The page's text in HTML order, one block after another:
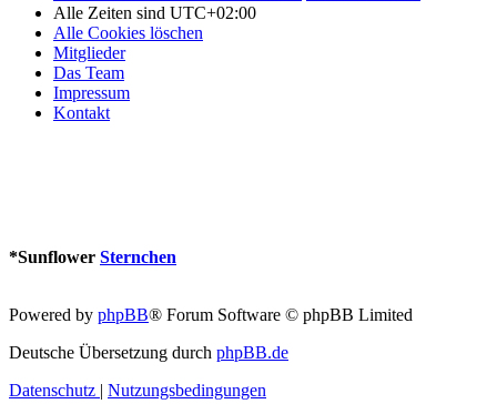
Alle Zeiten sind UTC+02:00
Alle Cookies löschen
Mitglieder
Das Team
Impressum
Kontakt
*Sunflower Sternchen
Powered by phpBB® Forum Software © phpBB Limited
Deutsche Übersetzung durch phpBB.de
Datenschutz | Nutzungsbedingungen